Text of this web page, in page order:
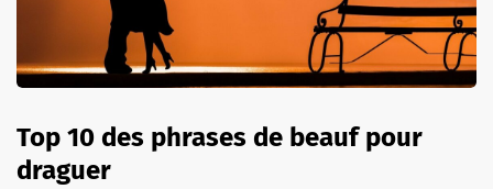
Top 10 des phrases de beauf pour
draguer